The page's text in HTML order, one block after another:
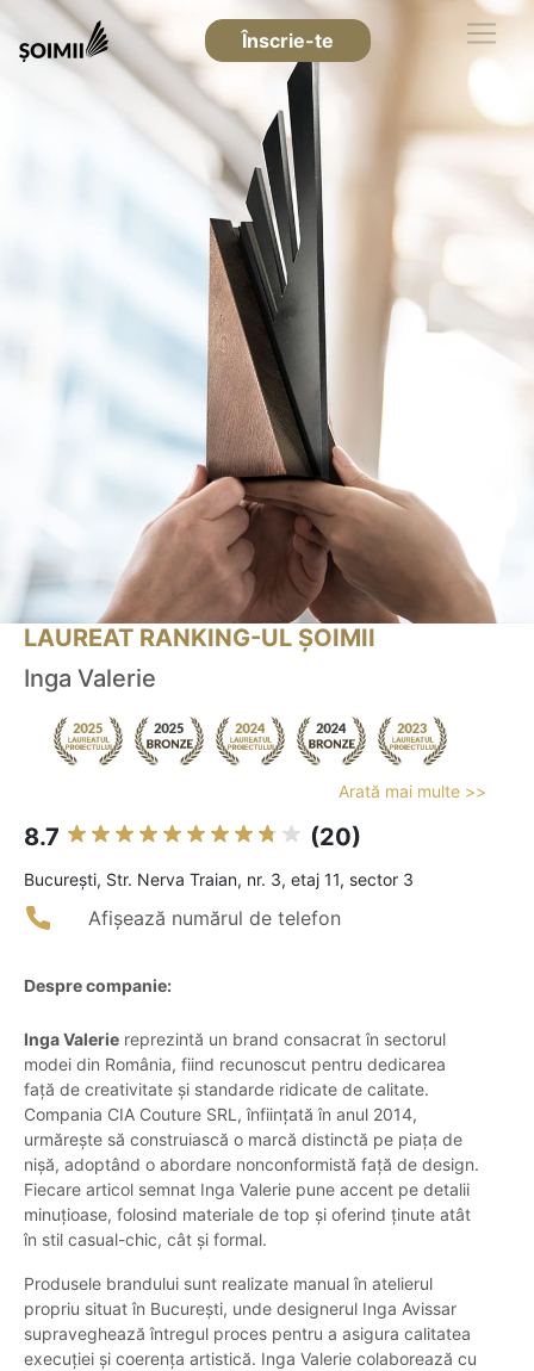
Înscrie-te
LAUREAT RANKING-UL ȘOIMII
Inga Valerie
Arată mai multe >>
8.7 (20)
Bucureşti, Str. Nerva Traian, nr. 3, etaj 11, sector 3
Afișează numărul de telefon
Despre companie:
Inga Valerie reprezintă un brand consacrat în sectorul
modei din România, fiind recunoscut pentru dedicarea
față de creativitate și standarde ridicate de calitate.
Compania CIA Couture SRL, înființată în anul 2014,
urmărește să construiască o marcă distinctă pe piața de
nișă, adoptând o abordare nonconformistă față de design.
Fiecare articol semnat Inga Valerie pune accent pe detalii
minuțioase, folosind materiale de top și oferind ținute atât
în stil casual-chic, cât și formal.
Produsele brandului sunt realizate manual în atelierul
propriu situat în București, unde designerul Inga Avissar
supraveghează întregul proces pentru a asigura calitatea
execuției și coerența artistică. Inga Valerie colaborează cu